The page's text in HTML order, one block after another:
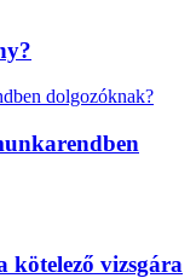
vizsgára